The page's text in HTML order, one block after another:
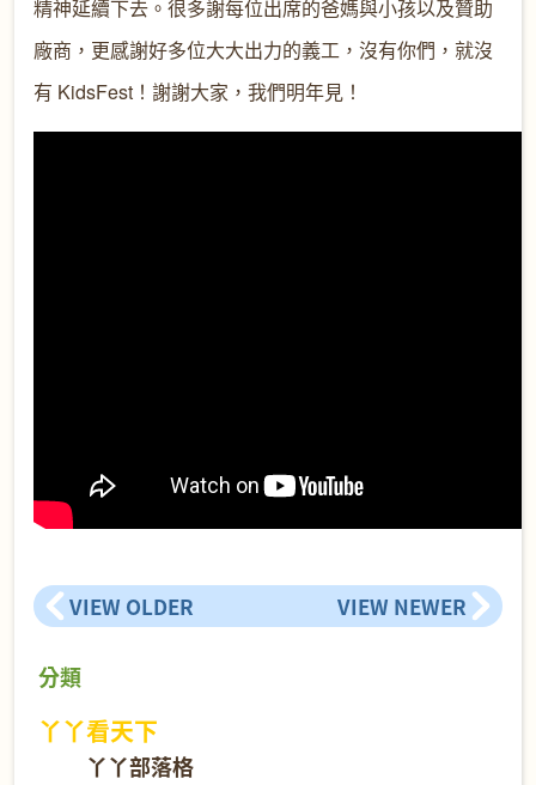
精神延續下去。很多謝每位出席的爸媽與小孩以及贊助
廠商，更感謝好多位大大出力的義工，沒有你們，就沒
有 KidsFest！謝謝大家，我們明年見！
VIEW OLDER VIEW NEWER
分類
丫丫看天下
丫丫部落格